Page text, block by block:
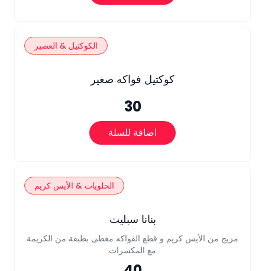
الكوكتيل & العصير
كوكتيل فواكه صغير
30
اضافة للسلة
الحلويات & الأيس كريم
بنانا سبليت
مزيج من الأيس كريم و قطع الفواكه مغطى بطبقة من الكريمة
مع المكسرات